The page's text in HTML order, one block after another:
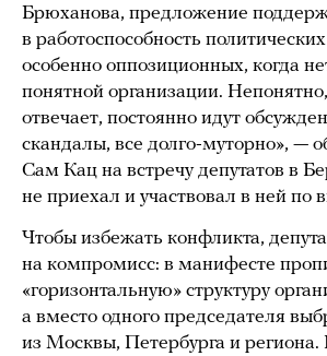
Брюханова, предложение
в работоспособность
особенно оппозиционных, когда
понятной организации.
отвечает, постоянно идут
скандалы, все долго-муторно», —
Сам Кац на встречу депутатов в
не приехал и участвовал в ней по
Чтобы избежать конфликта,
на компромисс: в манифесте
«горизонтальную» структуру
а вместо одного председателя
из Москвы, Петербурга и региона.